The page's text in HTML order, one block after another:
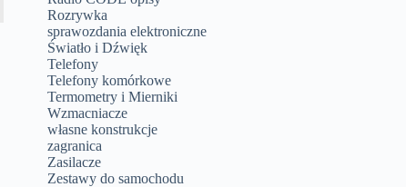
Rozrywka
sprawozdania elektroniczne
Światło i Dźwięk
Telefony
Telefony komórkowe
Termometry i Mierniki
Wzmacniacze
własne konstrukcje
zagranica
Zasilacze
Zestawy do samochodu